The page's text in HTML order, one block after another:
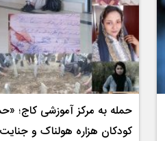
حمله به مرکز آموزشی کاج؛
کودکان هزاره هولناک و جنایت